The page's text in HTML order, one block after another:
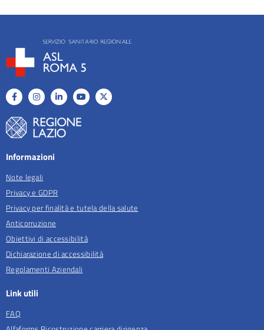
Informazioni
Note legali
Privacy e GDPR
Privacy per finalità e tutela della salute
Anticorruzione
Obiettivi di accessibilità
Dichiarazione di accessibilità
Regolamenti Aziendali
Link utili
FAQ